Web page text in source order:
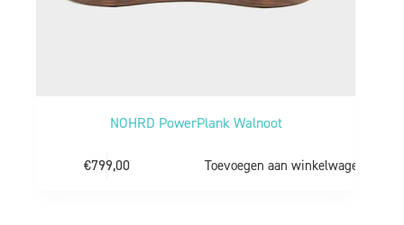
NOHRD PowerPlank Walnoot
€799,00 Toevoegen aan winkelwagen